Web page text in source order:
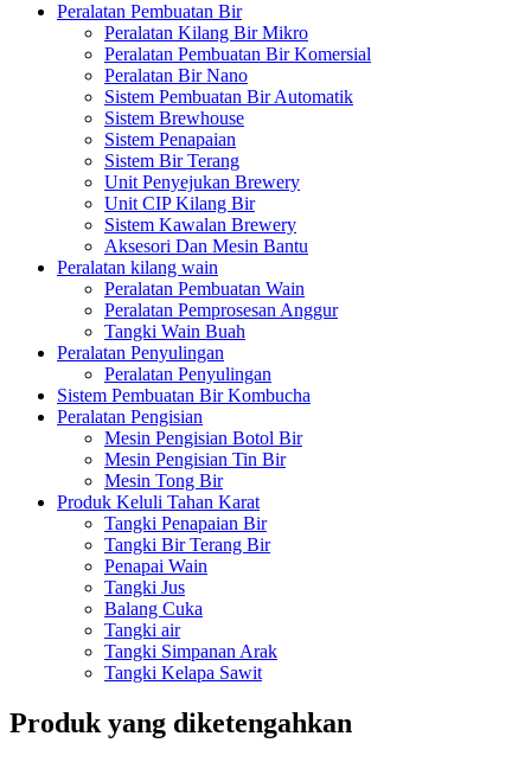
Peralatan Pembuatan Bir
Peralatan Kilang Bir Mikro
Peralatan Pembuatan Bir Komersial
Peralatan Bir Nano
Sistem Pembuatan Bir Automatik
Sistem Brewhouse
Sistem Penapaian
Sistem Bir Terang
Unit Penyejukan Brewery
Unit CIP Kilang Bir
Sistem Kawalan Brewery
Aksesori Dan Mesin Bantu
Peralatan kilang wain
Peralatan Pembuatan Wain
Peralatan Pemprosesan Anggur
Tangki Wain Buah
Peralatan Penyulingan
Peralatan Penyulingan
Sistem Pembuatan Bir Kombucha
Peralatan Pengisian
Mesin Pengisian Botol Bir
Mesin Pengisian Tin Bir
Mesin Tong Bir
Produk Keluli Tahan Karat
Tangki Penapaian Bir
Tangki Bir Terang Bir
Penapai Wain
Tangki Jus
Balang Cuka
Tangki air
Tangki Simpanan Arak
Tangki Kelapa Sawit
Produk yang diketengahkan